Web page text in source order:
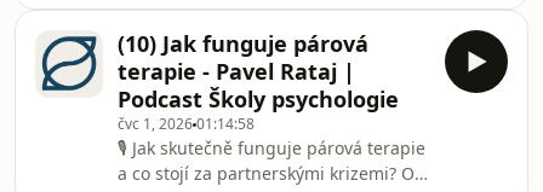
projevuje, proč zůstává u mnoha lidí
dlouho nepovšimnuté a jak může
správná diagnóza pomoci lépe
porozumět vlastnímu životnímu
příběhu.Mluvili jsme o tom, proč
ADHD není jen porucha pozornosti,
(10) Jak funguje párová
terapie - Pavel Rataj |
Podcast Školy psychologie
čvc 1, 202601:14:58
🎙️ Jak skutečně funguje párová terapie
a co stojí za partnerskými krizemi? O